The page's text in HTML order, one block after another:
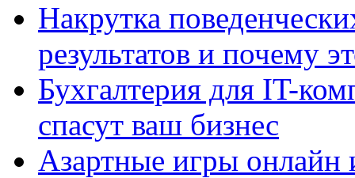
Накрутка
результатов и почему
Бухгалтерия для IT-
спасут ваш бизнес
Азартные игры онлайн